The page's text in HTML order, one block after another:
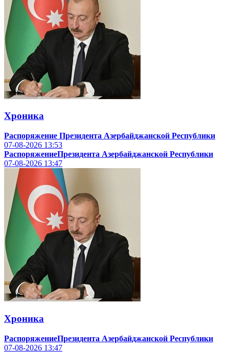
Хроника
Распоряжение Президента Азербайджанской Республики
07-08-2026 13:53
РаспоряжениеПрезидента Азербайджанской Республики
07-08-2026 13:47
Хроника
РаспоряжениеПрезидента Азербайджанской Республики
07-08-2026 13:47